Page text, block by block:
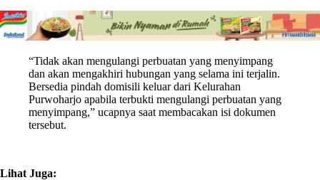
“Tidak akan mengulangi perbuatan yang menyimpang
dan akan mengakhiri hubungan yang selama ini terjalin.
Bersedia pindah domisili keluar dari Kelurahan
Purwoharjo apabila terbukti mengulangi perbuatan yang
menyimpang,” ucapnya saat membacakan isi dokumen
tersebut.
Lihat Juga: